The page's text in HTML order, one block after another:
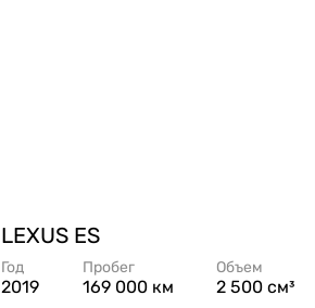
LEXUS ES
Год
2019
Пробег
169 000 км
Объем
2 500 см³